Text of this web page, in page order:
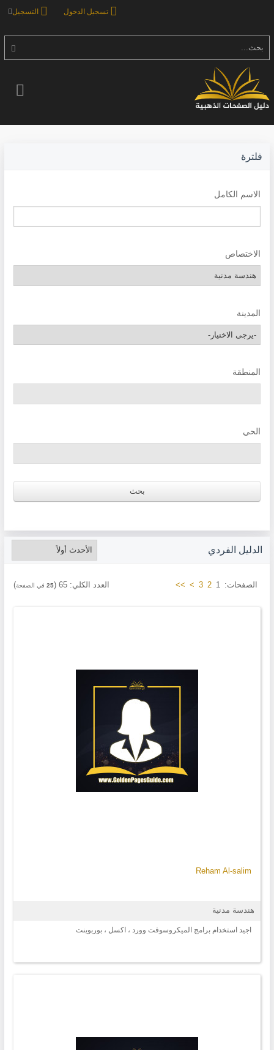
التسجيل تسجيل الدخول
بحث...
فلترة
الاسم الكامل
الاختصاص
المدينة
المنطقة
الحي
الدليل الفردي
الصفحات: 1
2
3
>
>> العدد الكلي:65
(
25 في الصفحة)
Reham Al-salim
هندسة مدنية
اجيد استخدام برامج الميكروسوفت وورد ، اكسل ، بوربوينت